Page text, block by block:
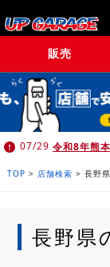
販売
07/29
TOP > 店舗検索 > 長野県
長野県